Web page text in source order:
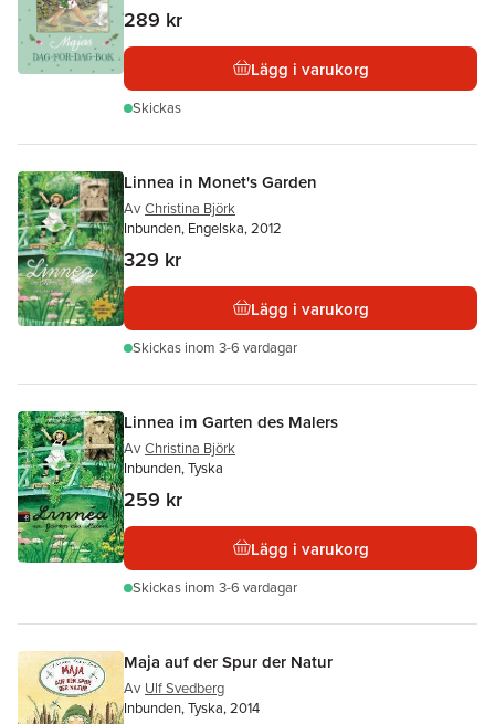
289 kr
Lägg i varukorg
Skickas
Linnea in Monet's Garden
Av Christina Björk
Inbunden, Engelska, 2012
329 kr
Lägg i varukorg
Skickas inom 3-6 vardagar
Linnea im Garten des Malers
Av Christina Björk
Inbunden, Tyska
259 kr
Lägg i varukorg
Skickas inom 3-6 vardagar
Maja auf der Spur der Natur
Av Ulf Svedberg
Inbunden, Tyska, 2014